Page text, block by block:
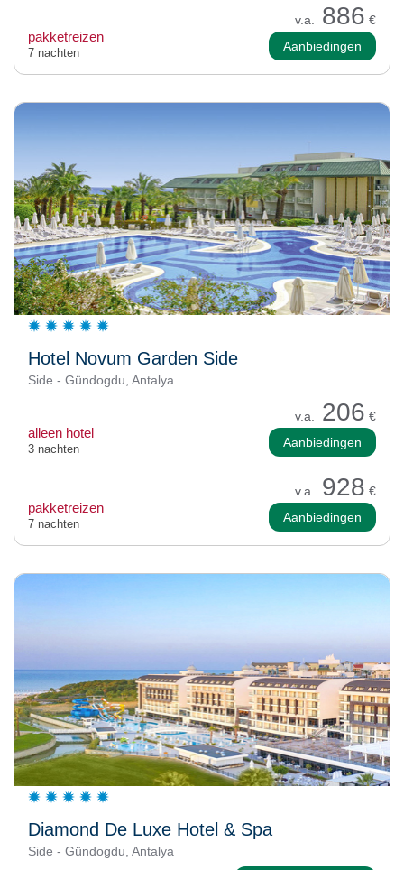
v.a. 886 €
pakketreizen
7 nachten Aanbiedingen
Hotel Novum Garden Side
Side - Gündogdu, Antalya
v.a. 206 €
alleen hotel
3 nachten Aanbiedingen
v.a. 928 €
pakketreizen
7 nachten Aanbiedingen
Diamond De Luxe Hotel & Spa
Side - Gündogdu, Antalya